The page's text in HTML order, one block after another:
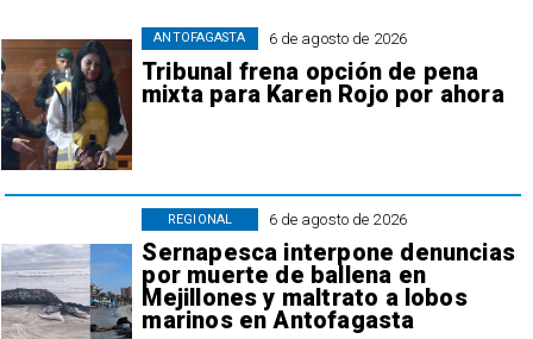
6 de agosto de 2026
Tribunal frena opción de pena
mixta para Karen Rojo por ahora
ANTOFAGASTA
6 de agosto de 2026
Sernapesca interpone denuncias
por muerte de ballena en
Mejillones y maltrato a lobos
marinos en Antofagasta
REGIONAL